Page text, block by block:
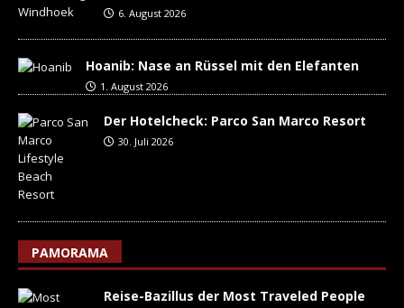
6. August 2026
Hoanib: Nase an Rüssel mit den Elefanten
1. August 2026
Der Hotelcheck: Parco San Marco Resort
30. Juli 2026
PAMORAMA
Reise-Bazillus der Most Traveled People